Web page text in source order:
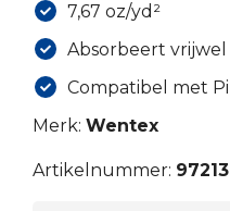
7,67 oz/yd²
Absorbeert
Compatibel met
Merk: Wentex
Artikelnummer: 97213